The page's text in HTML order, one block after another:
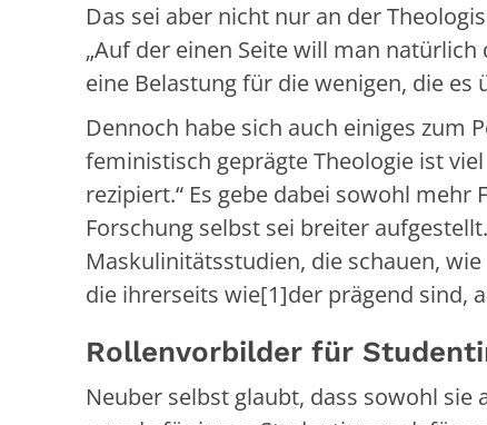
Das sei aber nicht nur an der
„Auf der einen Seite will man
eine Belastung für die wenigen, die es
Dennoch habe sich auch einiges zum
feministisch geprägte Theologie ist
rezipiert.“ Es gebe dabei sowohl
Forschung selbst sei breiter
Maskulinitätsstudien, die schauen,
die ihrerseits wie[1]der prägend sind,
Rollenvorbilder für
Neuber selbst glaubt, dass sowohl